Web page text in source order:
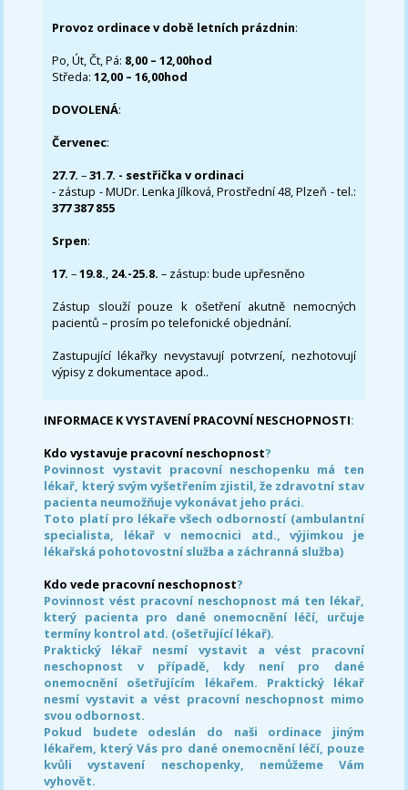
Provoz ordinace v době letních prázdnin:
Po, Út, Čt, Pá: 8,00 – 12,00hod
Středa:12,00 – 16,00hod
DOVOLENÁ:
Červenec:
27.7.–31.7. - sestřička v ordinaci
- zástup - MUDr. Lenka Jílková, Prostřední 48, Plzeň - tel.:
377 387 855
Srpen:
17. –19.8., 24.-25.8. – zástup: bude upřesněno
Zástup slouží pouze k ošetření akutně nemocných
pacientů – prosím po telefonické objednání.
Zastupující lékařky nevystavují potvrzení, nezhotovují
výpisy z dokumentace apod..
INFORMACE K VYSTAVENÍ PRACOVNÍ NESCHOPNOSTI:
Kdo vystavuje pracovní neschopnost?
Povinnost vystavit pracovní neschopenku má ten
lékař, který svým vyšetřením zjistil, že zdravotní stav
pacienta neumožňuje vykonávat jeho práci.
Toto platí pro lékaře všech odborností (ambulantní
specialista, lékař v nemocnici atd., výjimkou je
lékařská pohotovostní služba a záchranná služba)
Kdo vede pracovní neschopnost?
Povinnost vést pracovní neschopnost má ten lékař,
který pacienta pro dané onemocnění léčí, určuje
termíny kontrol atd. (ošetřující lékař).
Praktický lékař nesmí vystavit a vést pracovní
neschopnost v případě, kdy není pro dané
onemocnění ošetřujícím lékařem. Praktický lékař
nesmí vystavit a vést pracovní neschopnost mimo
svou odbornost.
Pokud budete odeslán do naši ordinace jiným
lékařem, který Vás pro dané onemocnění léčí, pouze
kvůli vystavení neschopenky, nemůžeme Vám
vyhovět.